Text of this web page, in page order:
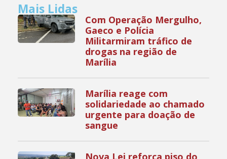
Mais Lidas
Com Operação Mergulho,
Gaeco e Polícia
Militarmiram tráfico de
drogas na região de
Marília
Marília reage com
solidariedade ao chamado
urgente para doação de
sangue
Nova Lei reforça piso do